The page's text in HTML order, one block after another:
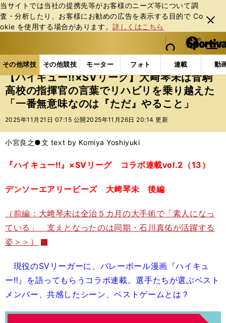
当サイトでは当社の提携先等がお客様のニーズ等について調
査・分析したり、お客様にお勧めの広告を表⽰する⽬的で Co
okie を使⽤する場合があります。詳しくはこちら
閉じ
る
web Sportiva (webスポルティーバ)
検索
マイペ
ー
ジ
メニュ
その他球技 その他競技 モーター フォト 連載 動
ス
ポ
ル
テ
ー
バ
その他球技の記事一覧 バレー 【ハイキュー‼×SV
【ハイキュー‼×SVリーグ】大﨑琴未は音駒
高校の指揮官の言葉でリハビリを乗り越えた
「一番無意味なのは『ただ』やること」
2025年11月21日 07:15 公開 2025年11月26日 20:14 更新
小宮良之●文 text by Komiya Yoshiyuki
『ハイキュー‼』×SVリーグ コラボ連載vol.2（13）
デンソーエアリービーズ 大﨑琴未 後編
（前編：大﨑琴未は全治５カ月の大手術で「素人になっ
ている」 支えとなったのは同期・石川真佑が活躍する
姿＞＞）
現役のSVリーガーに、バレーボール漫画『ハイキュ
ー‼』を語ってもらうコラボ連載。選手たちが選ぶベスト
メンバー、共感したシーン、ベストゲームとは？